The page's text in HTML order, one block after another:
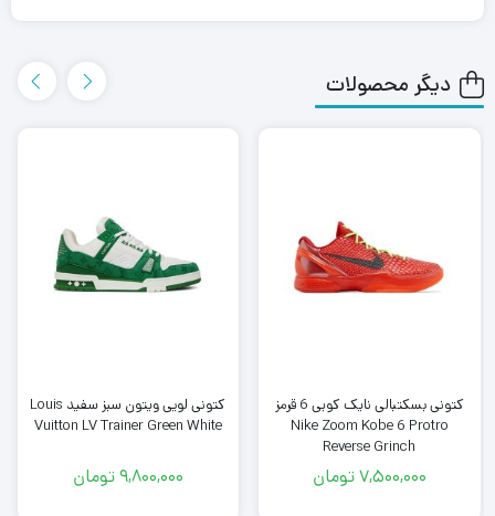
دیگر محصولات
کتونی بسکتبالی نایک کوبی 6 قرمز
Nike Zoom Kobe 6 Protro
Reverse Grinch
7,500,000تومان
کتونی لویی ویتون سبز سفید Louis
Vuitton LV Trainer Green White
9,800,000تومان